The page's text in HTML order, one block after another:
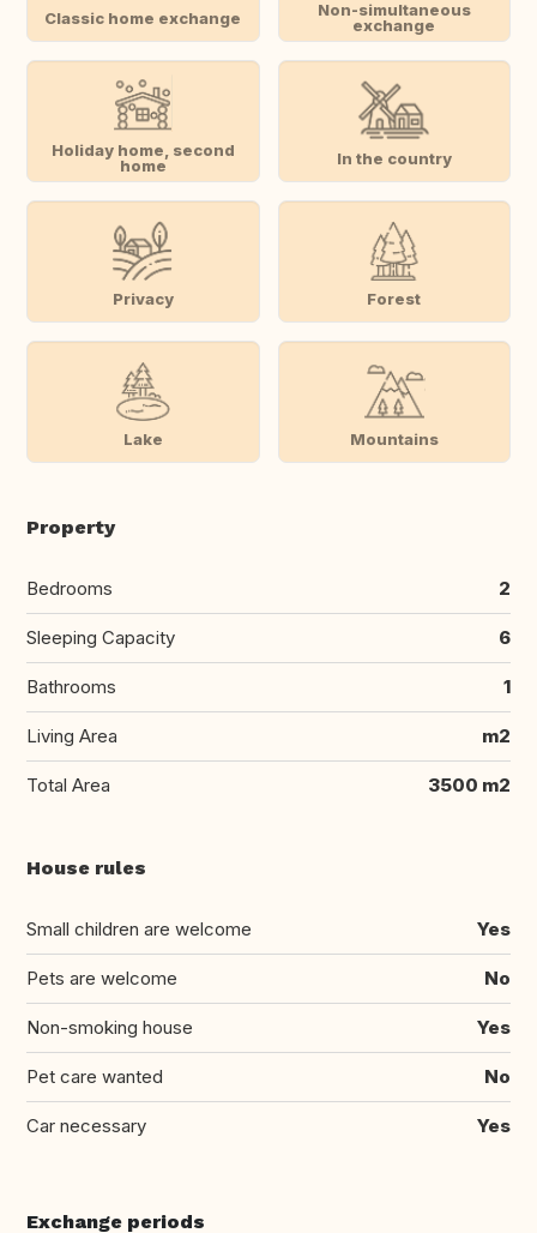
Classic home exchange
Non-simultaneous
exchange
Holiday home, second
home
In the country
Privacy Forest
Lake Mountains
Property
Bedrooms 2
Sleeping Capacity 6
Bathrooms 1
Living Area m2
Total Area 3500 m2
House rules
Small children are welcome Yes
Pets are welcome No
Non-smoking house Yes
Pet care wanted No
Car necessary Yes
Exchange periods